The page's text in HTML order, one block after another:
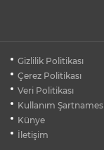
Gizlilik Politikası
Çerez Politikası
Veri Politikası
Kullanım
Künye
İletişim